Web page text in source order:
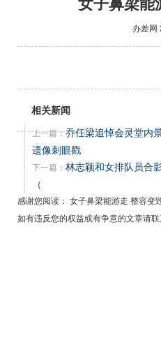
女子鼻梁能
办差网
相关新闻
上一篇：乔任梁追悼会灵堂内
遗像刺眼戳
下一篇： 林志颖和女排队员合
（
感谢您阅读： 女子鼻梁能游走 整容变
如有违反您的权益或有争意的文章请